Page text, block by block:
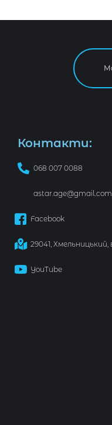
Контакти:
068 007 0088
astar.age@gmail.com
Facebook
29041, Хмельницький,
YouTube